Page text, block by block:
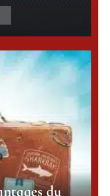
du